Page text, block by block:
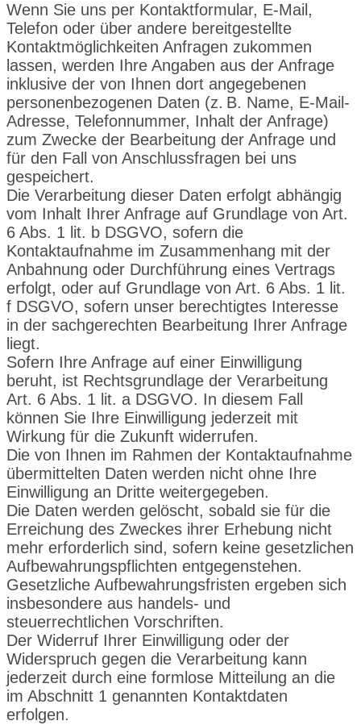
Wenn Sie uns per Kontaktformular, E-Mail,
Telefon oder über andere bereitgestellte
Kontaktmöglichkeiten Anfragen zukommen
lassen, werden Ihre Angaben aus der Anfrage
inklusive der von Ihnen dort angegebenen
personenbezogenen Daten (z. B. Name, E-Mail-
Adresse, Telefonnummer, Inhalt der Anfrage)
zum Zwecke der Bearbeitung der Anfrage und
für den Fall von Anschlussfragen bei uns
gespeichert.
Die Verarbeitung dieser Daten erfolgt abhängig
vom Inhalt Ihrer Anfrage auf Grundlage von Art.
6 Abs. 1 lit. b DSGVO, sofern die
Kontaktaufnahme im Zusammenhang mit der
Anbahnung oder Durchführung eines Vertrags
erfolgt, oder auf Grundlage von Art. 6 Abs. 1 lit.
f DSGVO, sofern unser berechtigtes Interesse
in der sachgerechten Bearbeitung Ihrer Anfrage
liegt.
Sofern Ihre Anfrage auf einer Einwilligung
beruht, ist Rechtsgrundlage der Verarbeitung
Art. 6 Abs. 1 lit. a DSGVO. In diesem Fall
können Sie Ihre Einwilligung jederzeit mit
Wirkung für die Zukunft widerrufen.
Die von Ihnen im Rahmen der Kontaktaufnahme
übermittelten Daten werden nicht ohne Ihre
Einwilligung an Dritte weitergegeben.
Die Daten werden gelöscht, sobald sie für die
Erreichung des Zweckes ihrer Erhebung nicht
mehr erforderlich sind, sofern keine gesetzlichen
Aufbewahrungspflichten entgegenstehen.
Gesetzliche Aufbewahrungsfristen ergeben sich
insbesondere aus handels- und
steuerrechtlichen Vorschriften.
Der Widerruf Ihrer Einwilligung oder der
Widerspruch gegen die Verarbeitung kann
jederzeit durch eine formlose Mitteilung an die
im Abschnitt 1 genannten Kontaktdaten
erfolgen.